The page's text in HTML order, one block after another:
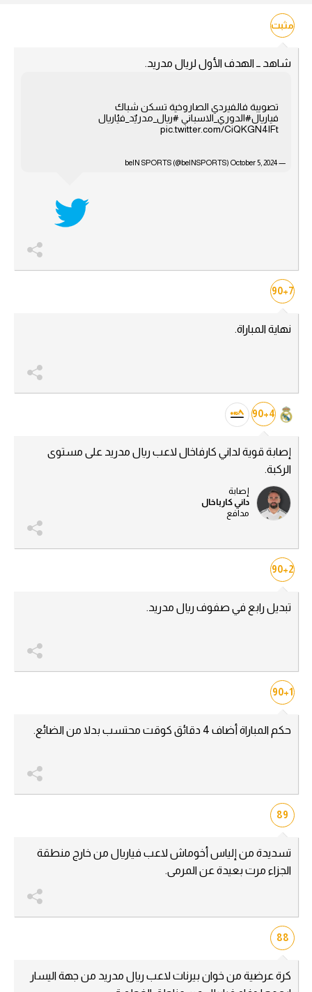
آراء حرة
أمريكا 2026
دوري أبطال إفريقيا
كل البطولات
أقسام
الكرة المصرية
الكرة الأوروبية
الكرة الإفريقية
منتخب مصر
الدوري الإنجليزي
الدوري الإسباني
دوري أبطال أوروبا
أمم إفريقيا
كرة السلة الأمريكية
كرة سلة
الوطن العربي
في المونديال
مثبت
شاهد ــ الهدف الأول لريال مدريد.
تصويبة فالفيردي الصاروخية تسكن شباك
فياريال#الدوري_الاسباني#ريال_مدريٌد_فيُاريال
pic.twitter.com/CiQKGN4lFt
— beIN SPORTS (@beINSPORTS)
October 5, 2024
90+7
نهاية المباراة.
90+4
إصابة قوية لداني كارفاخال لاعب ريال مدريد على مستوى
الركبة.
إصابة
داني كارباخال
مدافع
90+2
تبديل رابع في صفوف ريال مدريد.
90+1
حكم المباراة أضاف 4 دقائق كوقت محتسب بدلا من الضائع.
89
تسديدة من إلياس أخوماش لاعب فياريال من خارج منطقة
الجزاء مرت بعيدة عن المرمى.
88
كرة عرضية من خوان بيرنات لاعب ريال مدريد من جهة اليسار